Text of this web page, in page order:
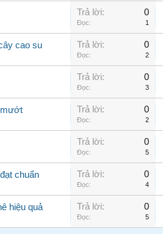
Trả lời: 0
Đọc: 1
cao su Trả lời: 0
Đọc: 2
Trả lời: 0
Đọc: 3
mướt Trả lời: 0
Đọc: 2
Trả lời: 0
Đọc: 5
chuẩn Trả lời: 0
Đọc: 4
hiệu quả Trả lời: 0
Đọc: 5